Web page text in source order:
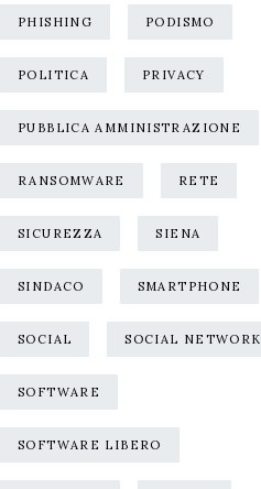
PHISHING PODISMO
POLITICA PRIVACY
PUBBLICA AMMINISTRAZIONE
RANSOMWARE RETE
SICUREZZA SIENA
SINDACO SMARTPHONE
SOCIAL SOCIAL NETWORK
SOFTWARE
SOFTWARE LIBERO